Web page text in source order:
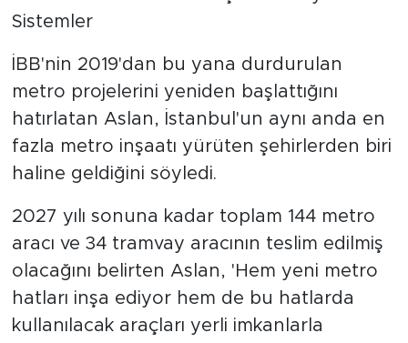
Sistemler
İBB'nin 2019'dan bu yana durdurulan
metro projelerini yeniden başlattığını
hatırlatan Aslan, İstanbul'un aynı anda en
fazla metro inşaatı yürüten şehirlerden biri
haline geldiğini söyledi.
2027 yılı sonuna kadar toplam 144 metro
aracı ve 34 tramvay aracının teslim edilmiş
olacağını belirten Aslan, 'Hem yeni metro
hatları inşa ediyor hem de bu hatlarda
kullanılacak araçları yerli imkanlarla